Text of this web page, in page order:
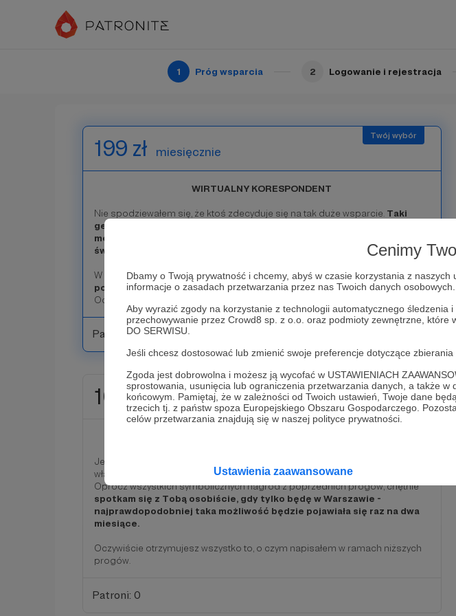
Cenimy
Dbamy o Twoją prywatność i chcemy, abyś w czasie korzystania z
informacje o zasadach przetwarzania przez nas Twoich danych osobowych.
Aby wyrazić zgody na korzystanie z technologii automatycznego
przechowywanie przez Crowd8 sp. z o.o. oraz podmioty zewnętrzne, które
DO SERWISU.
Jeśli chcesz dostosować lub zmienić swoje preferencje dotyczące
Zgoda jest dobrowolna i możesz ją wycofać w USTAWIENIACH
sprostowania, usunięcia lub ograniczenia przetwarzania danych, a także
końcowym. Pamiętaj, że w zależności od Twoich ustawień, Twoje dane
trzecich tj. z państw spoza Europejskiego Obszaru Gospodarczego.
celów przetwarzania znajdują się w naszej polityce prywatności.
Ustawienia zaawansowane
1 Próg wsparcia 2 Logowanie i rejestracja
takim ludziom jak Ty wiem, że dostarczanie rzetelnych informacji jest ważne.
199 zł miesięcznie
WIRTUALNY KORESPONDENT
Nie spodziewałem się, że ktoś zdecyduje się na tak duże wsparcie. Taki
gest łączy się z odpowiedzialnością po mojej stronie i sprawia, że
mogę dostarczać jakościowe materiały z miejsc konfliktów na całym
świecie.
W związku z tym wyślę Ci specjalne, dedykowane nagranie z
podziękowaniem za Twoje wsparcie.
Oczywiście poza tym, czym odwdzięczam się w ramach niższych progów.
Patroni: 1
1000 zł miesięcznie
Jeśli zechcesz wesprzeć mnie comiesięcznie większą sumą - ten próg jest
właśnie dla Ciebie.
Oprócz wszystkich symbolicznych nagród z poprzednich progów, chętnie
spotkam się z Tobą osobiście, gdy tylko będę w Warszawie -
najprawdopodobniej taka możliwość będzie pojawiała się raz na dwa
miesiące.
Oczywiście otrzymujesz wszystko to, o czym napisałem w ramach niższych
progów.
Patroni: 0